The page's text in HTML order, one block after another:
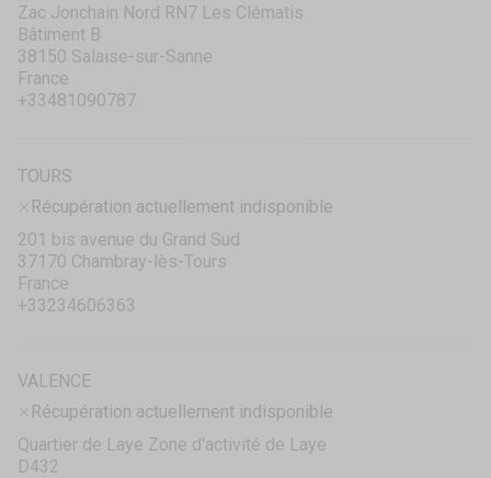
Zac Jonchain Nord RN7 Les Clématis
Bâtiment B
38150 Salaise-sur-Sanne
France
+33481090787
TOURS
Récupération actuellement indisponible
201 bis avenue du Grand Sud
37170 Chambray-lès-Tours
France
+33234606363
VALENCE
Récupération actuellement indisponible
Quartier de Laye Zone d'activité de Laye
D432